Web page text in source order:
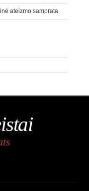
ateizmo samprata